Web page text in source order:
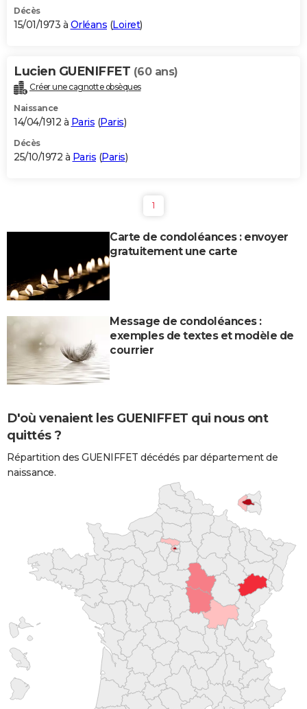
Décès
15/01/1973 à Orléans (Loiret)
Lucien GUENIFFET (60 ans)
Créer une cagnotte obsèques
Naissance
14/04/1912 à Paris (Paris)
Décès
25/10/1972 à Paris (Paris)
1
Carte de condoléances : envoyer
gratuitement une carte
Message de condoléances :
exemples de textes et modèle de
courrier
D'où venaient les GUENIFFET qui nous ont
quittés ?
Répartition des GUENIFFET décédés par département de
naissance.